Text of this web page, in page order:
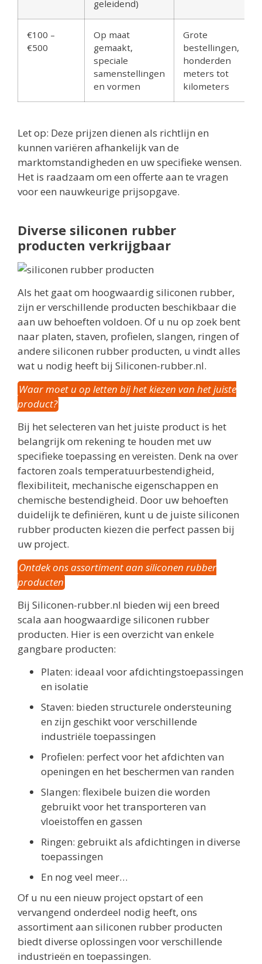
geleidend)
€100 –
€500
Op maat
gemaakt,
speciale
samenstellingen
en vormen
Grote
bestellingen,
honderden
meters tot
kilometers
Let op: Deze prijzen dienen als richtlijn en
kunnen variëren afhankelijk van de
marktomstandigheden en uw specifieke wensen.
Het is raadzaam om een offerte aan te vragen
voor een nauwkeurige prijsopgave.
Diverse siliconen rubber
producten verkrijgbaar
Als het gaat om hoogwaardig siliconen rubber,
zijn er verschillende producten beschikbaar die
aan uw behoeften voldoen. Of u nu op zoek bent
naar platen, staven, profielen, slangen, ringen of
andere siliconen rubber producten, u vindt alles
wat u nodig heeft bij Siliconen-rubber.nl.
Waar moet u op letten bij het kiezen van het juiste
product?
Bij het selecteren van het juiste product is het
belangrijk om rekening te houden met uw
specifieke toepassing en vereisten. Denk na over
factoren zoals temperatuurbestendigheid,
flexibiliteit, mechanische eigenschappen en
chemische bestendigheid. Door uw behoeften
duidelijk te definiëren, kunt u de juiste siliconen
rubber producten kiezen die perfect passen bij
uw project.
Ontdek ons assortiment aan siliconen rubber
producten
Bij Siliconen-rubber.nl bieden wij een breed
scala aan hoogwaardige siliconen rubber
producten. Hier is een overzicht van enkele
gangbare producten:
Platen: ideaal voor afdichtingstoepassingen
en isolatie
Staven: bieden structurele ondersteuning
en zijn geschikt voor verschillende
industriële toepassingen
Profielen: perfect voor het afdichten van
openingen en het beschermen van randen
Slangen: flexibele buizen die worden
gebruikt voor het transporteren van
vloeistoffen en gassen
Ringen: gebruikt als afdichtingen in diverse
toepassingen
En nog veel meer…
Of u nu een nieuw project opstart of een
vervangend onderdeel nodig heeft, ons
assortiment aan siliconen rubber producten
biedt diverse oplossingen voor verschillende
industrieën en toepassingen.